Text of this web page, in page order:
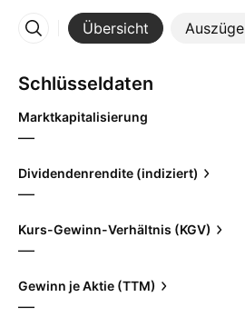
Übersicht Auszüge
Mehr
Schlüsseldaten
Marktkapitalisierung
—
Dividendenrendite (indiziert)
—
Kurs-Gewinn-Verhältnis (KGV)
—
Gewinn je Aktie (TTM)
—